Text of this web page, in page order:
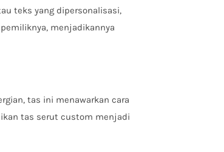
teks yang dipersonalisasi,
menjadikannya
tas ini menawarkan cara
tas serut custom menjadi